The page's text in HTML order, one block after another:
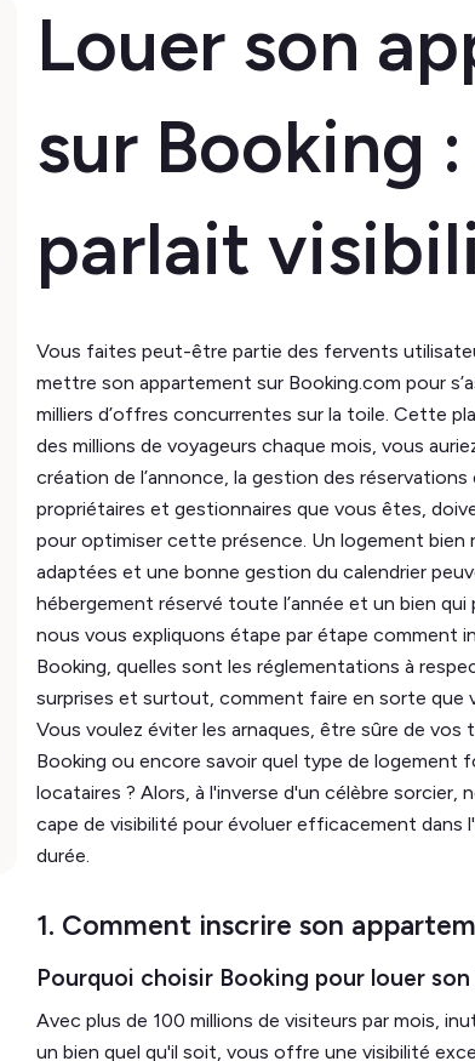
Louer son
sur Booking
parlait
Vous faites peut-être partie des fervents
mettre son appartement sur Booking.com pour
milliers d’offres concurrentes sur la toile. Cette
des millions de voyageurs chaque mois, vous
création de l’annonce, la gestion des
propriétaires et gestionnaires que vous êtes,
pour optimiser cette présence. Un logement
adaptées et une bonne gestion du calendrier
hébergement réservé toute l’année et un bien
nous vous expliquons étape par étape comment
Booking, quelles sont les réglementations à
surprises et surtout, comment faire en sorte que
Vous voulez éviter les arnaques, être sûre de vos
Booking ou encore savoir quel type de logement
locataires ? Alors, à l'inverse d'un célèbre
cape de visibilité pour évoluer efficacement dans
durée.
1. Comment inscrire son
Pourquoi choisir Booking pour louer
Avec plus de 100 millions de visiteurs par mois,
un bien quel qu'il soit, vous offre une visibilité